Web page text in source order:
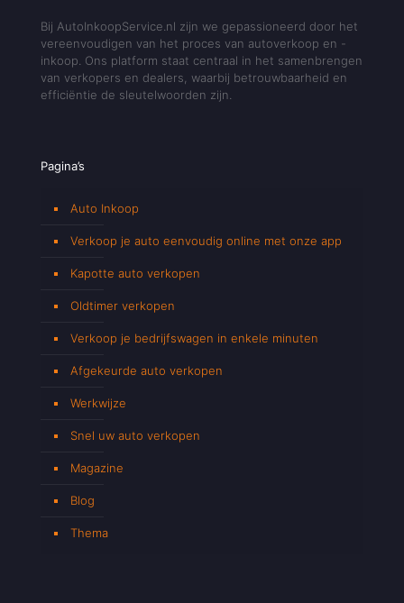
Bij AutoInkoopService.nl zijn we gepassioneerd door het
vereenvoudigen van het proces van autoverkoop en -
inkoop. Ons platform staat centraal in het samenbrengen
van verkopers en dealers, waarbij betrouwbaarheid en
efficiëntie de sleutelwoorden zijn.
Pagina’s
Auto Inkoop
Verkoop je auto eenvoudig online met onze app
Kapotte auto verkopen
Oldtimer verkopen
Verkoop je bedrijfswagen in enkele minuten
Afgekeurde auto verkopen
Werkwijze
Snel uw auto verkopen
Magazine
Blog
Thema